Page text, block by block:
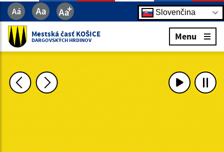
Slovenčina
Mestská časť KOŠICE
DARGOVSKÝCH HRDINOV Menu